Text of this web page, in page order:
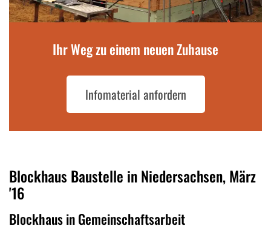
Ihr Weg zu einem neuen Zuhause
Infomaterial anfordern
Blockhaus Baustelle in Niedersachsen, März
'16
Blockhaus in Gemeinschaftsarbeit